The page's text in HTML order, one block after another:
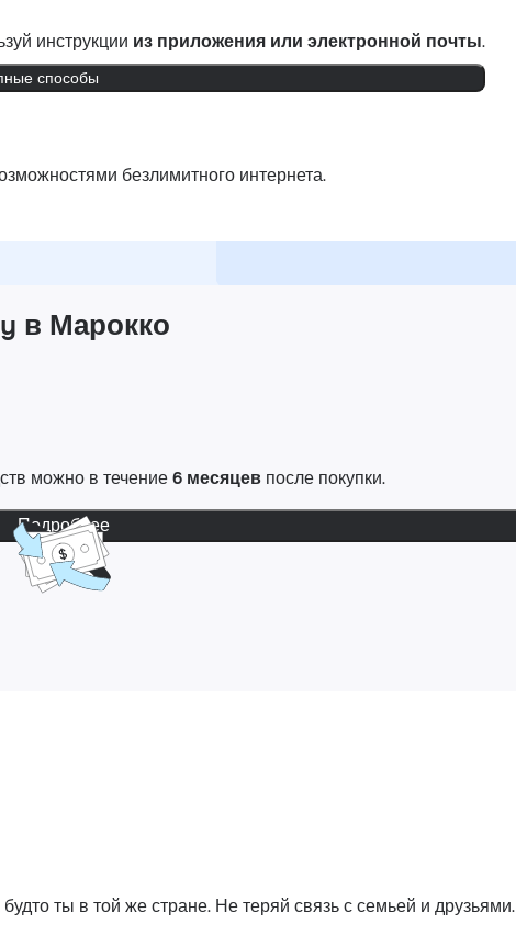
инструкции из приложения или электронной почты.
способы
безлимитного интернета.
в Марокко
можно в течение6 месяцев после покупки.
Подробнее
ты в той же стране. Не теряй связь с семьей и друзьями.